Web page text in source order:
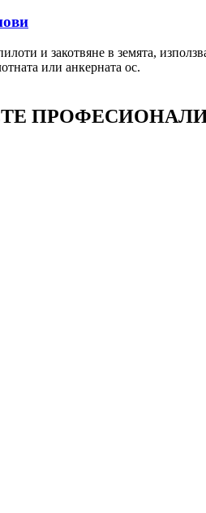
и закотвяне в земята,
или анкерната ос.